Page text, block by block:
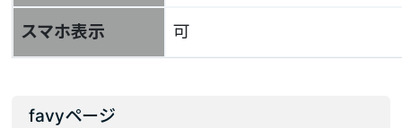
スマホ表示 可
favyページ